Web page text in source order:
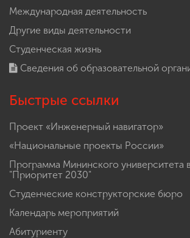
Международная деятельность
Другие виды деятельности
Студенческая жизнь
Сведения об образовательной
Быстрые ссылки
Проект «Инженерный навигатор»
«Национальные проекты России»
Программа Мининского университета
"Приоритет 2030"
Студенческие конструкторские бюро
Календарь мероприятий
Абитуриенту